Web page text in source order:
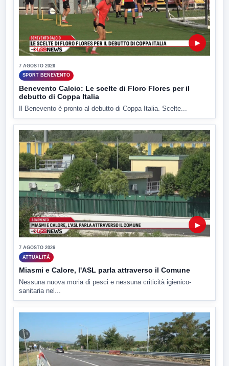
▶
7 AGOSTO 2026
SPORT BENEVENTO
Benevento Calcio: Le scelte di Floro Flores per il
debutto di Coppa Italia
Il Benevento è pronto al debutto di Coppa Italia. Scelte...
▶
7 AGOSTO 2026
ATTUALITÀ
Miasmi e Calore, l'ASL parla attraverso il Comune
Nessuna nuova moria di pesci e nessuna criticità igienico-
sanitaria nel...